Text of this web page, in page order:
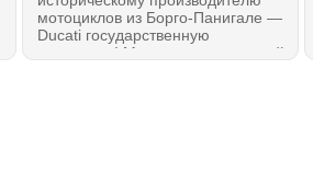
мотоциклов из Борго-Панигале —
Ducati государственную
поддержку! Министр предприятий